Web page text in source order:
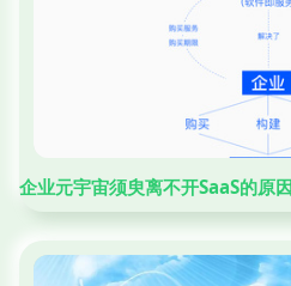
企业元宇宙须臾离不开SaaS的原因